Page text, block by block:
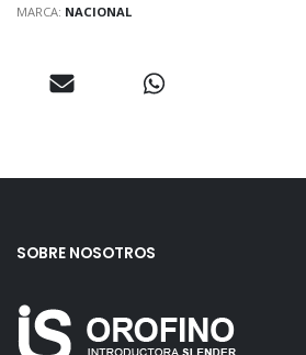
MARCA: NACIONAL
SOBRE NOSOTROS